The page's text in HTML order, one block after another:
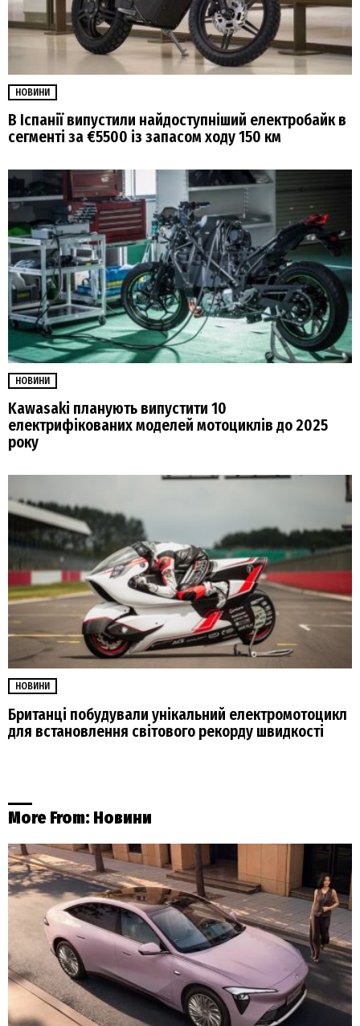
НОВИНИ
В Іспанії випустили найдоступніший електробайк в
сегменті за €5500 із запасом ходу 150 км
НОВИНИ
Kawasaki планують випустити 10
електрифікованих моделей мотоциклів до 2025
року
НОВИНИ
Британці побудували унікальний електромотоцикл
для встановлення світового рекорду швидкості
More From: Новини